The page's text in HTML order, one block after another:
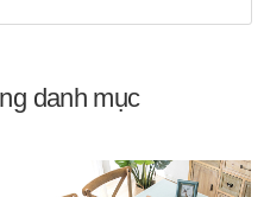
danh mục